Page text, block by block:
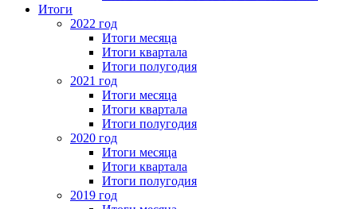
Итоги
2022 год
Итоги месяца
Итоги квартала
Итоги полугодия
2021 год
Итоги месяца
Итоги квартала
Итоги полугодия
2020 год
Итоги месяца
Итоги квартала
Итоги полугодия
2019 год